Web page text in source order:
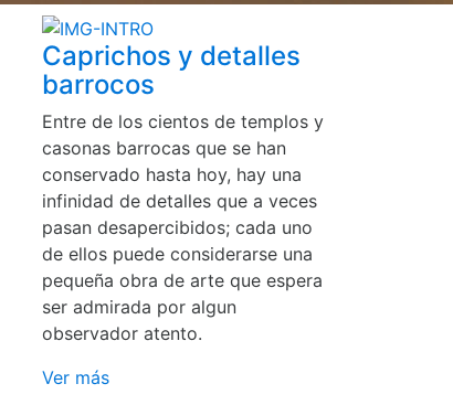
Caprichos y detalles
barrocos
Entre de los cientos de templos y
casonas barrocas que se han
conservado hasta hoy, hay una
infinidad de detalles que a veces
pasan desapercibidos; cada uno
de ellos puede considerarse una
pequeña obra de arte que espera
ser admirada por algun
observador atento.
Ver más